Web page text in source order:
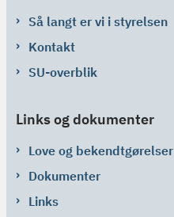
Så langt er vi i styrelsen
Kontakt
SU-overblik
Links og dokumenter
Love og bekendtgørelser
Dokumenter
Links